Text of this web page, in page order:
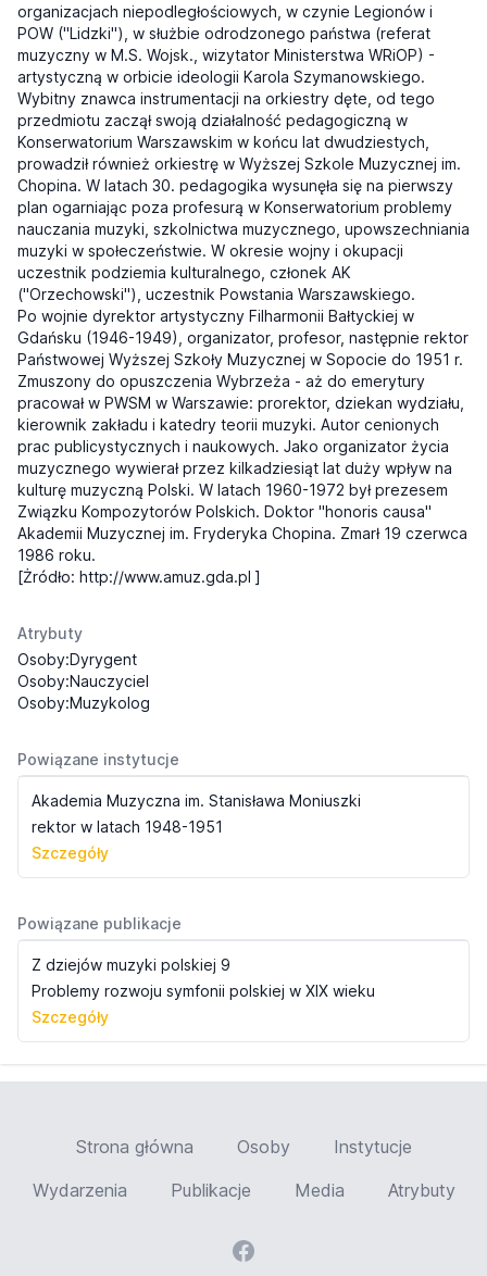
organizacjach niepodległościowych, w czynie Legionów i
POW ("Lidzki"), w służbie odrodzonego państwa (referat
muzyczny w M.S. Wojsk., wizytator Ministerstwa WRiOP) -
artystyczną w orbicie ideologii Karola Szymanowskiego.
Wybitny znawca instrumentacji na orkiestry dęte, od tego
przedmiotu zaczął swoją działalność pedagogiczną w
Konserwatorium Warszawskim w końcu lat dwudziestych,
prowadził również orkiestrę w Wyższej Szkole Muzycznej im.
Chopina. W latach 30. pedagogika wysunęła się na pierwszy
plan ogarniając poza profesurą w Konserwatorium problemy
nauczania muzyki, szkolnictwa muzycznego, upowszechniania
muzyki w społeczeństwie. W okresie wojny i okupacji
uczestnik podziemia kulturalnego, członek AK
("Orzechowski"), uczestnik Powstania Warszawskiego.
Po wojnie dyrektor artystyczny Filharmonii Bałtyckiej w
Gdańsku (1946-1949), organizator, profesor, następnie rektor
Państwowej Wyższej Szkoły Muzycznej w Sopocie do 1951 r.
Zmuszony do opuszczenia Wybrzeża - aż do emerytury
pracował w PWSM w Warszawie: prorektor, dziekan wydziału,
kierownik zakładu i katedry teorii muzyki. Autor cenionych
prac publicystycznych i naukowych. Jako organizator życia
muzycznego wywierał przez kilkadziesiąt lat duży wpływ na
kulturę muzyczną Polski. W latach 1960-1972 był prezesem
Związku Kompozytorów Polskich. Doktor "honoris causa"
Akademii Muzycznej im. Fryderyka Chopina. Zmarł 19 czerwca
1986 roku.
[Żródło: http://www.amuz.gda.pl ]
Atrybuty
Osoby:Dyrygent
Osoby:Nauczyciel
Osoby:Muzykolog
Powiązane instytucje
Akademia Muzyczna im. Stanisława Moniuszki
rektor w latach 1948-1951
Szczegóły
Powiązane publikacje
Z dziejów muzyki polskiej 9
Problemy rozwoju symfonii polskiej w XIX wieku
Szczegóły
Strona główna Osoby
Instytucje
Wydarzenia
Publikacje Media Atrybuty